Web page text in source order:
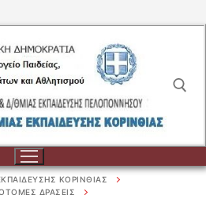
Αναζήτηση για:
ΚΟΡΙΝΘΙΑΣ
ΔΡΑΣΕΙΣ